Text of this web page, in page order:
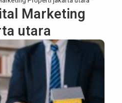
Marketing
utara